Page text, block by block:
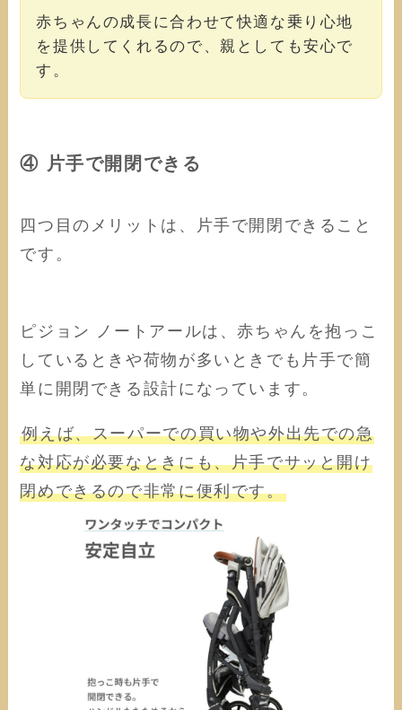
赤ちゃんの成長に合わせて快適な乗り心地
を提供してくれるので、親としても安心で
す。
④ 片手で開閉できる
四つ目のメリットは、片手で開閉できること
です。
ピジョン ノートアールは、赤ちゃんを抱っこ
しているときや荷物が多いときでも片手で簡
単に開閉できる設計になっています。
例えば、スーパーでの買い物や外出先での急
な対応が必要なときにも、片手でサッと開け
閉めできるので非常に便利です。